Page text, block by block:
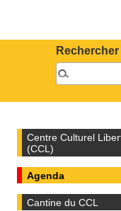
Rechercher
Centre Culturel
(CCL)
Agenda
Cantine du CCL